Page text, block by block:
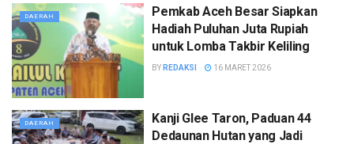
DAERAH
Pemkab Aceh Besar Siapkan
Hadiah Puluhan Juta Rupiah
untuk Lomba Takbir Keliling
BY REDAKSI 16 MARET 2026
DAERAH
Kanji Glee Taron, Paduan 44
Dedaunan Hutan yang Jadi